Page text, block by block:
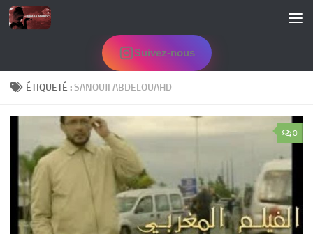
Skip to content
Suivez-nous
ÉTIQUETÉ :SANOUJI ABDELOUAHD
0